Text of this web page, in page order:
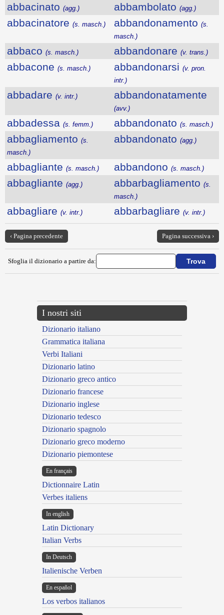
abbacinato (agg.) abbambolato (agg.)
abbacinatore (s. masch.) abbandonamento (s.
masch.)
abbaco (s. masch.) abbandonare (v. trans.)
abbacone (s. masch.) abbandonarsi (v. pron.
intr.)
abbadare (v. intr.) abbandonatamente
(avv.)
abbadessa (s. femm.) abbandonato (s. masch.)
abbagliamento (s.
masch.)
abbandonato (agg.)
abbagliante (s. masch.) abbandono (s. masch.)
abbagliante (agg.) abbarbagliamento (s.
masch.)
abbagliare (v. intr.) abbarbagliare (v. intr.)
‹ Pagina precedente Pagina successiva ›
Sfoglia il dizionario a partire da:
I nostri siti
Dizionario italiano
Grammatica italiana
Verbi Italiani
Dizionario latino
Dizionario greco antico
Dizionario francese
Dizionario inglese
Dizionario tedesco
Dizionario spagnolo
Dizionario greco moderno
Dizionario piemontese
En français
Dictionnaire Latin
Verbes italiens
In english
Latin Dictionary
Italian Verbs
In Deutsch
Italienische Verben
En español
Los verbos italianos